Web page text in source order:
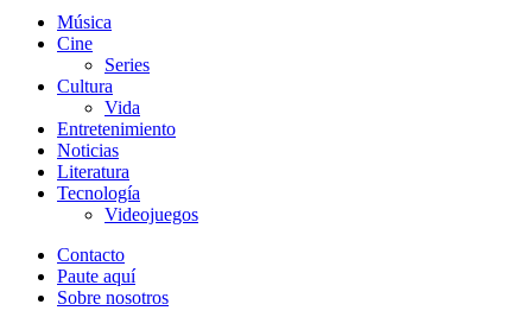
Close
Menu
Música
Cine
Series
Cultura
Vida
Entretenimiento
Noticias
Literatura
Tecnología
Videojuegos
Contacto
Paute aquí
Sobre nosotros